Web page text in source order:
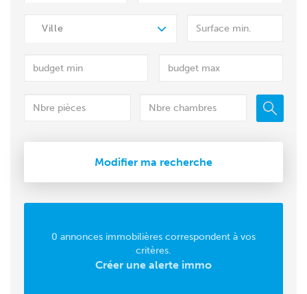
Ville
Modifier ma recherche
0 annonces immobilières correspondent à vos
critères.
Créer une alerte immo